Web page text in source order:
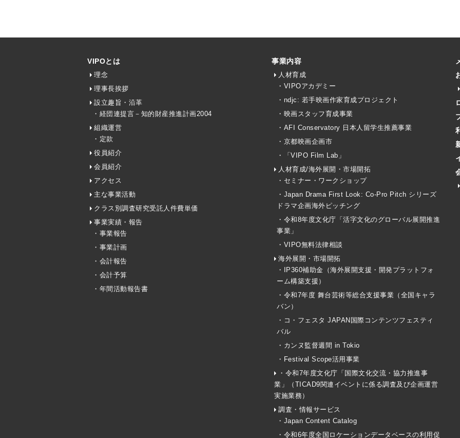
VIPOとは
理念
理事長挨拶
設立趣旨・沿革
・経団連提言－知的財産推進計画2004
組織運営
・定款
役員紹介
会員紹介
アクセス
主な事業活動
クラス別調査研究受託人件費単価
事業実績・報告
・事業報告
・事業計画
・会計報告
・会計予算
・年間活動報告書
事業内容
人材育成
・VIPOアカデミー
・ndjc: 若手映画作家育成プロジェクト
・映画スタッフ育成事業
・AFI Conservatory 日本人留学生推薦事業
・京都映画企画市
・「VIPO Film Lab」
人材育成/海外展開・市場開拓
・セミナー・ワークショップ
・Japan Drama First Look: Co-Pro Pitch シリーズ
ドラマ企画海外ピッチング
・令和8年度文化庁「活字文化のグローバル展開推進
事業」
・VIPO無料法律相談
海外展開・市場開拓
・IP360補助金（海外展開支援・開発プラットフォ
ーム構築支援）
・令和7年度 舞台芸術等総合支援事業（全国キャラ
バン）
・コ・フェスタ JAPAN国際コンテンツフェスティ
バル
・カンヌ監督週間 in Tokio
・Festival Scope活用事業
・令和7年度文化庁「国際文化交流・協力推進事
業」（TICAD9関連イベントに係る調査及び企画運営
実施業務）
調査・情報サービス
・Japan Content Catalog
・令和6年度全国ロケーションデータベースの利用促